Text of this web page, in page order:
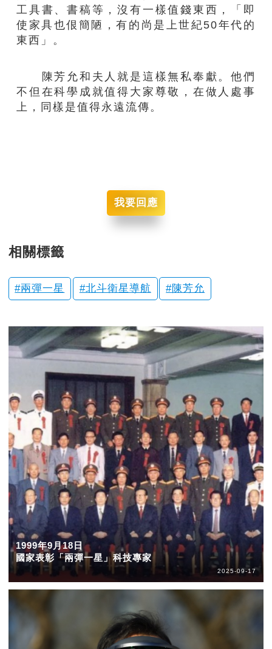
工具書、書稿等，沒有一樣值錢東西，「即
使家具也佷簡陋，有的尚是上世紀50年代的
東西」。
陳芳允和夫人就是這樣無私奉獻。他們
不但在科學成就值得大家尊敬，在做人處事
上，同樣是值得永遠流傳。
我要回應
相關標籤
兩彈一星 北斗衛星導航 陳芳允
1999年9月18日
國家表彰「兩彈一星」科技專家
2025-09-17